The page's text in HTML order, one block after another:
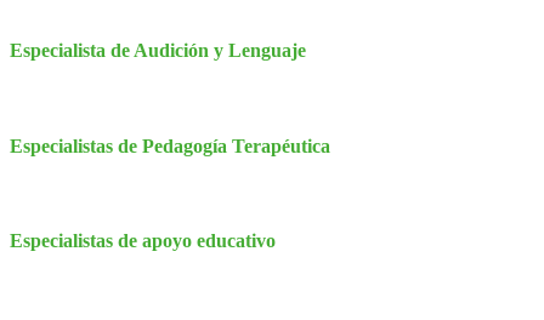
Especialista de Audición y Lenguaje
Especialistas de Pedagogía Terapéutica
Especialistas de apoyo educativo